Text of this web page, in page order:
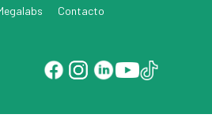
Contacto